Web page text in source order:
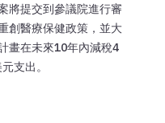
將提交到參議院進行審
創醫療保健政策，並大
畫在未來10年內減稅4
支出。